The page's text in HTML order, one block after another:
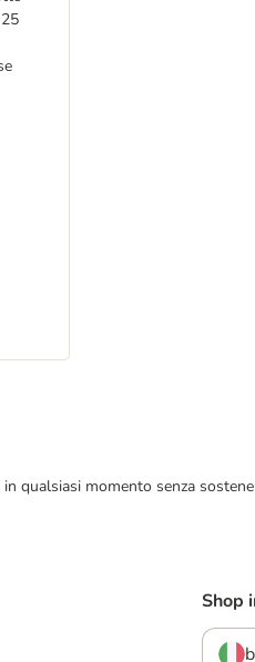
momento senza
Shop